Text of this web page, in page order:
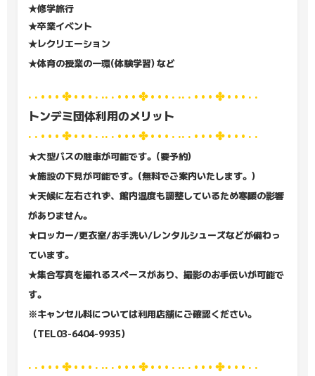
★修学旅行
★卒業イベント
★レクリエーション
★体育の授業の一環(体験学習) など
· · • • • ✤ • • • · ·· · • • • ✤ • • • · ·· · • • • ✤ • • • · ·
トンデミ団体利用のメリット
· · • • • ✤ • • • · ·· · • • • ✤ • • • · ·· · • • • ✤ • • • · ·
★大型バスの駐車が可能です。(要予約)
★施設の下見が可能です。(無料でご案内いたします。)
★天候に左右されず、館内温度も調整しているため寒暖の影響
がありません。
★ロッカー/更衣室/お手洗い/レンタルシューズなどが備わっ
ています。
★集合写真を撮れるスペースがあり、撮影のお手伝いが可能で
す。
※キャンセル料については利用店舗にご確認ください。
（TEL03-6404-9935）
· · • • • ✤ • • • · ·· · • • • ✤ • • • · ·· · • • • ✤ • • • · ·